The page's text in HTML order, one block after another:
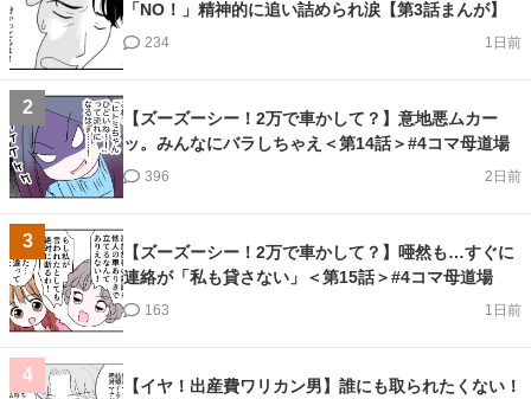
「NO！」精神的に追い詰められ涙【第3話まんが】
1日前
234
2
【ズーズーシー！2万で車かして？】意地悪ムカー
ッ。みんなにバラしちゃえ＜第14話＞#4コマ母道場
2日前
396
3
【ズーズーシー！2万で車かして？】唖然も…すぐに
連絡が「私も貸さない」＜第15話＞#4コマ母道場
1日前
163
4
【イヤ！出産費ワリカン男】誰にも取られたくない！